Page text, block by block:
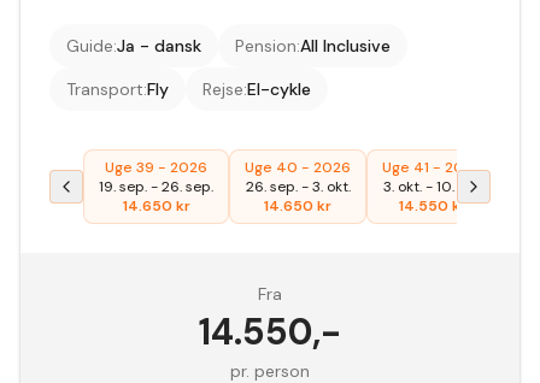
Guide:Ja - dansk Pension:All Inclusive
Transport:Fly Rejse:El-cykle
Uge 39 - 2026
19. sep.-26. sep.
14.650 kr
Uge 40 - 2026
26. sep.-3. okt.
14.650 kr
Uge 41 - 2026
3. okt.-10. okt.
14.550 kr
Fra
14.550,-
pr. person